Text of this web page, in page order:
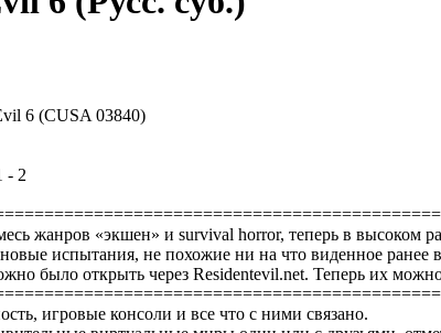
6 (CUSA 03840)
- 2
жанров «экшен» и survival horror, теперь в
испытания, не похожие ни на что виденное
было открыть через Residentevil.net. Теперь их
игровые консоли и все что с ними связано.